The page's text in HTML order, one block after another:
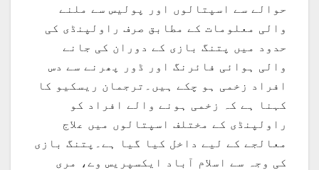
حوالے سے اسپتالوں اور پولیس سے ملنے
والی معلومات کے مطابق صرف راولپنڈی کی
حدود میں پتنگ بازی کے دوران کی جانے
والی ہوائی فائرنگ اور ڈور پھرنے سے دس
افراد زخمی ہو چکے ہیں۔ترجمان ریسکیو کا
کہنا ہے کہ زخمی ہونے والے افراد کو
راولپنڈی کے مختلف اسپتالوں میں علاج
معالجے کے لیے داخل کیا گیا ہے۔پتنگ بازی
کی وجہ سے اسلام آباد ایکسپریس وے، مری